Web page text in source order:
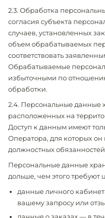
2.3. Обработка
согласия субъекта
случаев, установленных
объем обрабатываемых
соответствовать
Обрабатываемые
избыточными по
обработки.
2.4. Персональные данные
расположенных на
Доступ к данным имеют
Оператора, для которых
должностных
Персональные данные
дольше, чем этого требуют
данные личного
вашему запросу или